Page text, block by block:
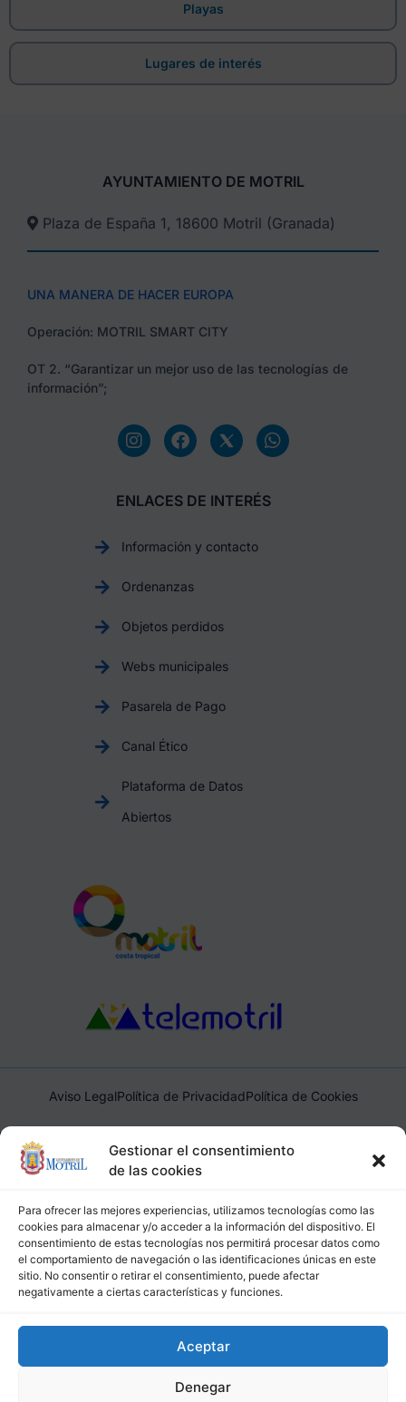
Gestionar el consentimiento
de las cookies
Para ofrecer las mejores experiencias, utilizamos tecnologías como las
cookies para almacenar y/o acceder a la información del dispositivo. El
consentimiento de estas tecnologías nos permitirá procesar datos como
el comportamiento de navegación o las identificaciones únicas en este
sitio. No consentir o retirar el consentimiento, puede afectar
negativamente a ciertas características y funciones.
Aceptar
Denegar
Playas
Lugares de interés
AYUNTAMIENTO DE MOTRIL
Plaza de España 1, 18600 Motril (Granada)​
UNA MANERA DE HACER EUROPA
Operación: MOTRIL SMART CITY
OT 2. “Garantizar un mejor uso de las tecnologías de
información”;
ENLACES DE INTERÉS
Información y contacto
Ordenanzas
Objetos perdidos
Webs municipales
Pasarela de Pago
Canal Ético
Plataforma de Datos
Abiertos
Aviso LegalPolítica de PrivacidadPolítica de Cookies
Ayuntamiento de Motril, Plaza de España, 1, 18600, Motril,
(Granada), CIF: P1814200J, DIR3: L01181400